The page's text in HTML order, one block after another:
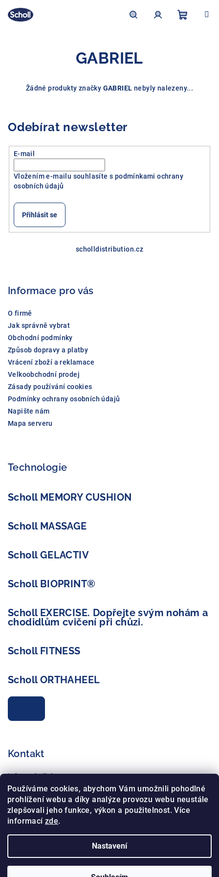
Používáme cookies, abychom Vám umožnili pohodlné
prohlížení webu a díky analýze provozu webu neustále
zlepšovali jeho funkce, výkon a použitelnost. Více
informacízde.
Nastavení
obsah
GABRIEL
Žádné produkty značky GABRIEL nebyly nalezeny...
Odebírat newsletter
E-mail
Vložením e-mailu souhlasíte s podmínkami ochrany
osobních údajů
Přihlásit se
scholldistribution.cz
Informace pro vás
O firmě
Jak správně vybrat
Obchodní podmínky
Způsob dopravy a platby
Vrácení zboží a reklamace
Velkoobchodní prodej
Zásady používání cookies
Podmínky ochrany osobních údajů
Napište nám
Mapa serveru
Technologie
Scholl MEMORY CUSHION
Scholl MASSAGE
Scholl GELACTIV
Scholl BIOPRINT®
Scholl EXERCISE. Dopřejte svým nohám a
chodidlům cvičení při chůzi.
Scholl FITNESS
Scholl ORTHAHEEL
Kontakt
info@schollshop.cz
+420 725 172 135
+420 734 765 321